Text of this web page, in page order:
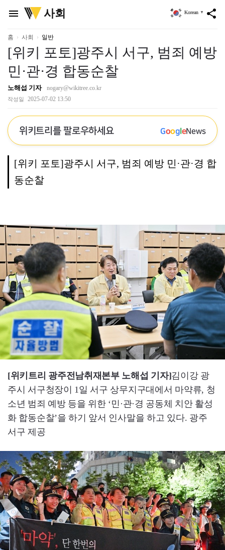
menu
위
키
리
사회 share
Korean ▼
홈 사회 일반
[위키 포토]광주시 서구, 범죄 예방
민·관·경 합동순찰
노해섭 기자 nogary@wikitree.co.kr
작성일 2025-07-02 13:50
위키트리를 팔로우하세요 GoogleNews
[위키 포토]광주시 서구, 범죄 예방 민·관·경 합
동순찰
[위키트리 광주전남취재본부 노해섭 기자]김이강 광
주시 서구청장이 1일 서구 상무지구대에서 마약류, 청
소년 범죄 예방 등을 위한 ‘민·관·경 공동체 치안 활성
화 합동순찰’을 하기 앞서 인사말을 하고 있다. 광주
서구 제공